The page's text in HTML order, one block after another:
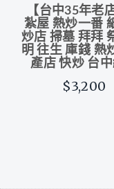
【台中35年老
紮屋 熱炒一番
炒店 掃墓 拜拜
明 往生 庫錢 熱
產店 快炒 台
$3,200